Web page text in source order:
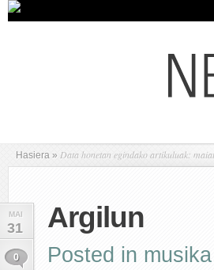
Hasiera » Data honetan egindako artikuluak:
MAI
31
0
Argilun
Posted in